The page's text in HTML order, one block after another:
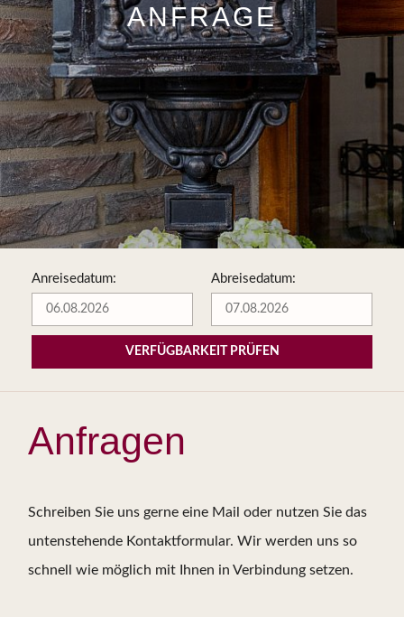
ANFRAGE
Anreisedatum: Abreisedatum:
VERFÜGBARKEIT PRÜFEN
Anfragen
Schreiben Sie uns gerne eine Mail oder nutzen Sie das
untenstehende Kontaktformular. Wir werden uns so
schnell wie möglich mit Ihnen in Verbindung setzen.